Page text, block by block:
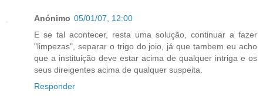
Anónimo 05/01/07, 12:00
E se tal acontecer, resta uma solução, continuar a fazer
"limpezas", separar o trigo do joio, já que tambem eu acho
que a instituição deve estar acima de qualquer intriga e os
seus direigentes acima de qualquer suspeita.
Responder